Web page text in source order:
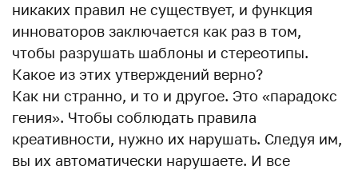
никаких правил не существует, и функция
инноваторов заключается как раз в том,
чтобы разрушать шаблоны и стереотипы.
Какое из этих утверждений верно?
Как ни странно, и то и другое. Это «парадокс
гения». Чтобы соблюдать правила
креативности, нужно их нарушать. Следуя им,
вы их автоматически нарушаете. И все